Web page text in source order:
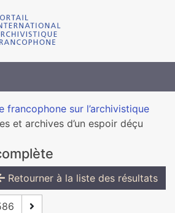
francophone sur l’archivistique
et archives d’un espoir déçu
Retourner à la liste des résultats